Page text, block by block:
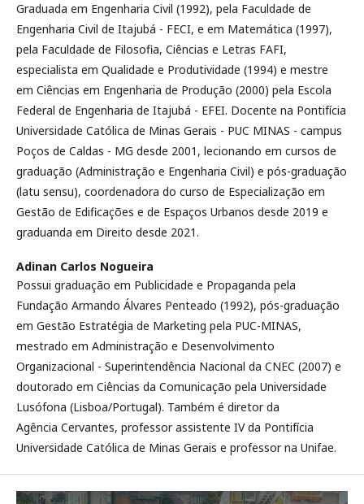
Graduada em Engenharia Civil (1992), pela Faculdade de
Engenharia Civil de Itajubá - FECI, e em Matemática (1997),
pela Faculdade de Filosofia, Ciências e Letras FAFI,
especialista em Qualidade e Produtividade (1994) e mestre
em Ciências em Engenharia de Produção (2000) pela Escola
Federal de Engenharia de Itajubá - EFEI. Docente na Pontifícia
Universidade Católica de Minas Gerais - PUC MINAS - campus
Poços de Caldas - MG desde 2001, lecionando em cursos de
graduação (Administração e Engenharia Civil) e pós-graduação
(latu sensu), coordenadora do curso de Especialização em
Gestão de Edificações e de Espaços Urbanos desde 2019 e
graduanda em Direito desde 2021.
Adinan Carlos Nogueira
Possui graduação em Publicidade e Propaganda pela
Fundação Armando Álvares Penteado (1992), pós-graduação
em Gestão Estratégia de Marketing pela PUC-MINAS,
mestrado em Administração e Desenvolvimento
Organizacional - Superintendência Nacional da CNEC (2007) e
doutorado em Ciências da Comunicação pela Universidade
Lusófona (Lisboa/Portugal). Também é diretor da
Agência Cervantes, professor assistente IV da Pontifícia
Universidade Católica de Minas Gerais e professor na Unifae.